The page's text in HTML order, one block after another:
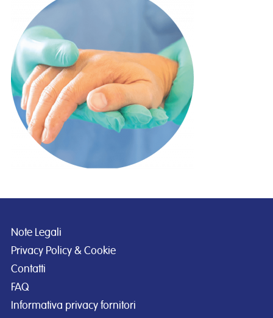
Note Legali
Privacy Policy & Cookie
Contatti
FAQ
Informativa privacy fornitori